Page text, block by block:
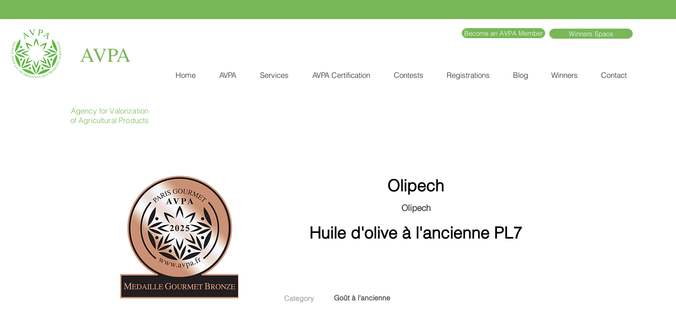
AVPA
Become an AVPA Member Winners Space
Home AVPA Services AVPA Certification Contests Registrations Blog Winners Contact
Agency for Valorization
of Agricultural Products
Olipech
Olipech
Huile d'olive à l'ancienne PL7
Category Goût à l'ancienne